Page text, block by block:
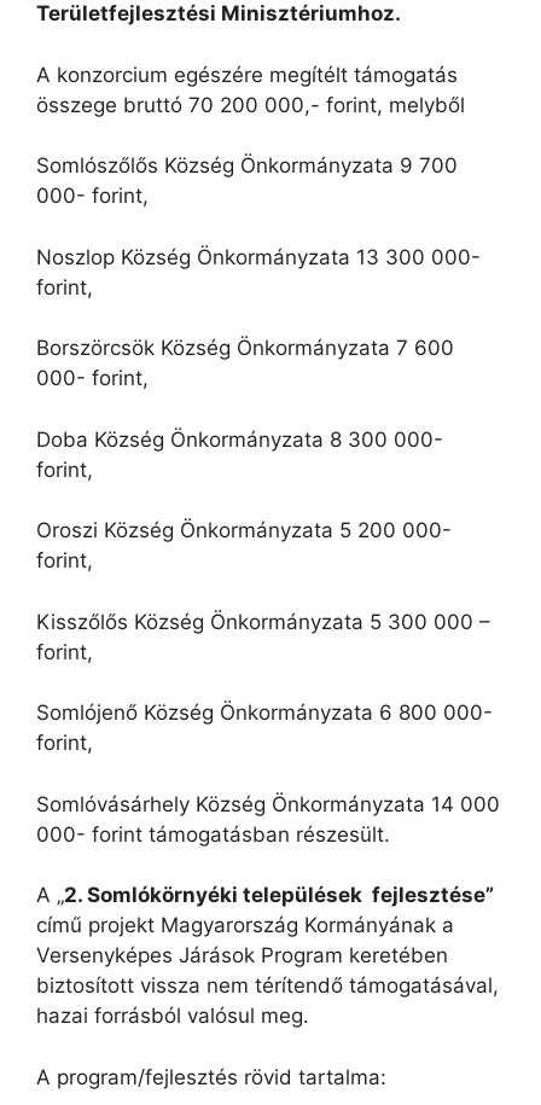
Területfejlesztési Minisztériumhoz.
A konzorcium egészére megítélt támogatás
összege bruttó 70 200 000,- forint, melyből
Somlószőlős Község Önkormányzata 9 700
000- forint,
Noszlop Község Önkormányzata 13 300 000-
forint,
Borszörcsök Község Önkormányzata 7 600
000- forint,
Doba Község Önkormányzata 8 300 000-
forint,
Oroszi Község Önkormányzata 5 200 000-
forint,
Kisszőlős Község Önkormányzata 5 300 000 –
forint,
Somlójenő Község Önkormányzata 6 800 000-
forint,
Somlóvásárhely Község Önkormányzata 14 000
000- forint támogatásban részesült.
A „2. Somlókörnyéki települések fejlesztése”
című projekt Magyarország Kormányának a
Versenyképes Járások Program keretében
biztosított vissza nem térítendő támogatásával,
hazai forrásból valósul meg.
A program/fejlesztés rövid tartalma: